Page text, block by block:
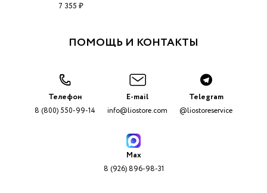
7 355 ₽
ПОМОЩЬ И КОНТАКТЫ
Телефон
8 (800) 550-99-14
E-mail
info@liostore.com
Telegram
@liostoreservice
Max
8 (926) 896-98-31